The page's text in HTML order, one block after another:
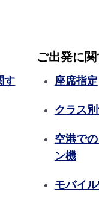
す
ご出発に
座席指定
クラス
空港で
ン機
モバイ